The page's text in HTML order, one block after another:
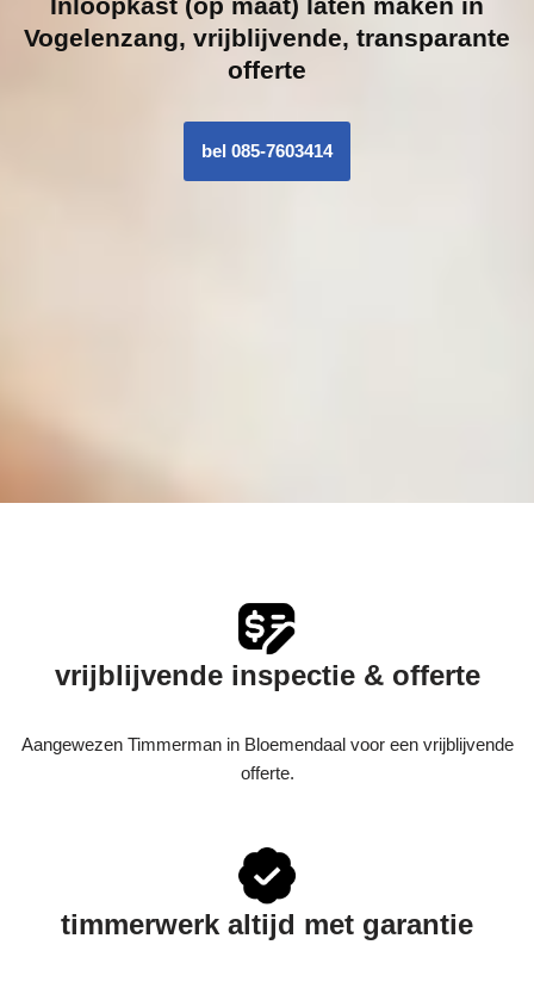
Vogelenzang, vrijblijvende, transparante
offerte
bel 085-7603414
vrijblijvende inspectie & offerte
Aangewezen Timmerman in Bloemendaal voor een vrijblijvende
offerte.
timmerwerk altijd met garantie